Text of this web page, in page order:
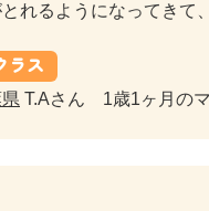
れるようになってきて
ラス
T.Aさん 1歳1ヶ月の